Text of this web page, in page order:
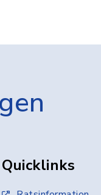
Quicklinks